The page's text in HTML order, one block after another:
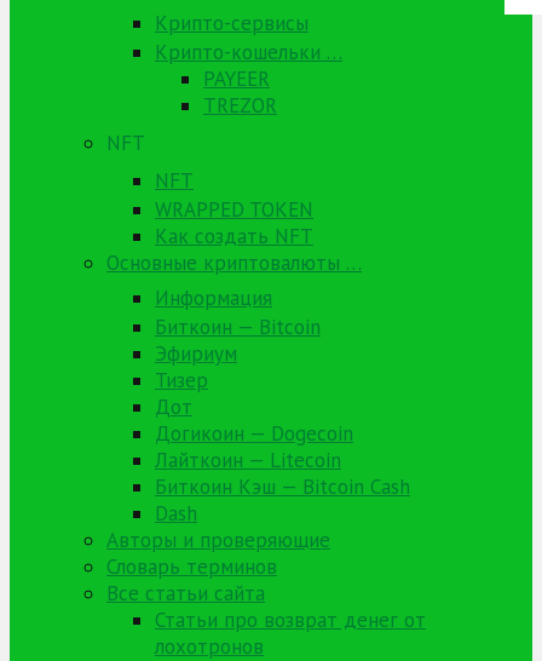
Крипто-сервисы
Крипто-кошельки …
PAYEER
TREZOR
NFT
NFT
WRAPPED TOKEN
Как создать NFT
Основные криптовалюты …
Информация
Биткоин — Bitcoin
Эфириум
Тизер
Дот
Догикоин — Dogecoin
Лайткоин — Litecoin
Биткоин Кэш — Bitcoin Cash
Dash
Авторы и проверяющие
Словарь терминов
Все статьи сайта
Статьи про возврат денег от
лохотронов